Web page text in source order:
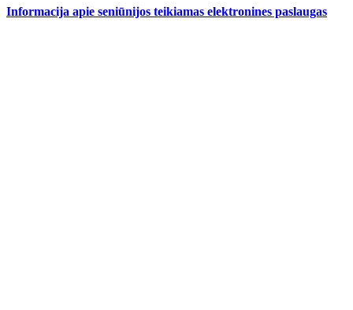
Informacija apie seniūnijos teikiamas elektronines paslaugas